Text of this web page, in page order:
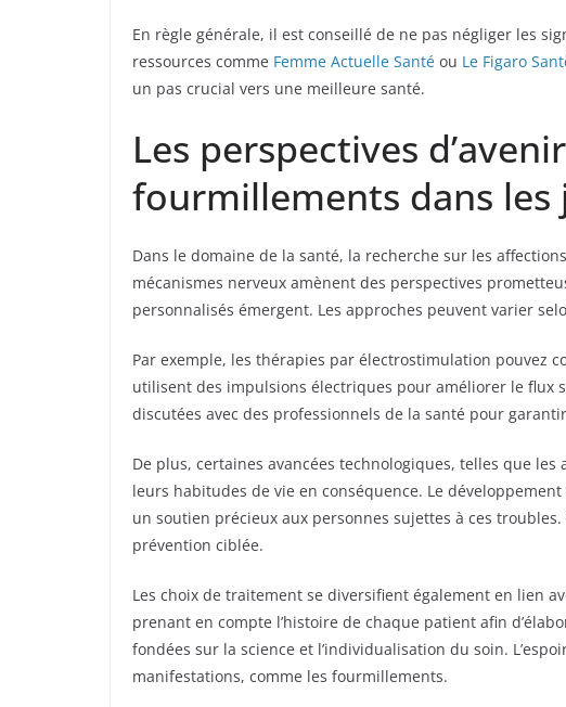
En règle générale, il est conseillé de ne pas négliger les
ressources comme Femme Actuelle Santé ou Le Figaro
un pas crucial vers une meilleure santé.
Les perspectives
fourmillements dans les
Dans le domaine de la santé, la recherche sur les
mécanismes nerveux amènent des perspectives
personnalisés émergent. Les approches peuvent varier
Par exemple, les thérapies par électrostimulation pouvez
utilisent des impulsions électriques pour améliorer le flux
discutées avec des professionnels de la santé pour
De plus, certaines avancées technologiques, telles que
leurs habitudes de vie en conséquence. Le
un soutien précieux aux personnes sujettes à ces
prévention ciblée.
Les choix de traitement se diversifient également en lien
prenant en compte l’histoire de chaque patient afin
fondées sur la science et l’individualisation du soin.
manifestations, comme les fourmillements.